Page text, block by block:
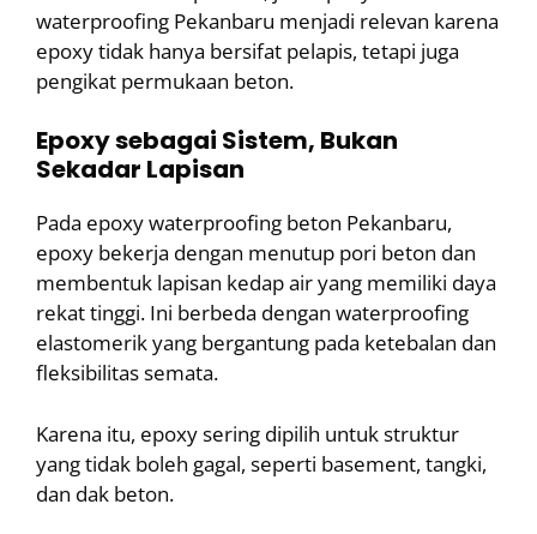
waterproofing Pekanbaru menjadi relevan karena
epoxy tidak hanya bersifat pelapis, tetapi juga
pengikat permukaan beton.
Epoxy sebagai Sistem, Bukan
Sekadar Lapisan
Pada epoxy waterproofing beton Pekanbaru,
epoxy bekerja dengan menutup pori beton dan
membentuk lapisan kedap air yang memiliki daya
rekat tinggi. Ini berbeda dengan waterproofing
elastomerik yang bergantung pada ketebalan dan
fleksibilitas semata.
Karena itu, epoxy sering dipilih untuk struktur
yang tidak boleh gagal, seperti basement, tangki,
dan dak beton.